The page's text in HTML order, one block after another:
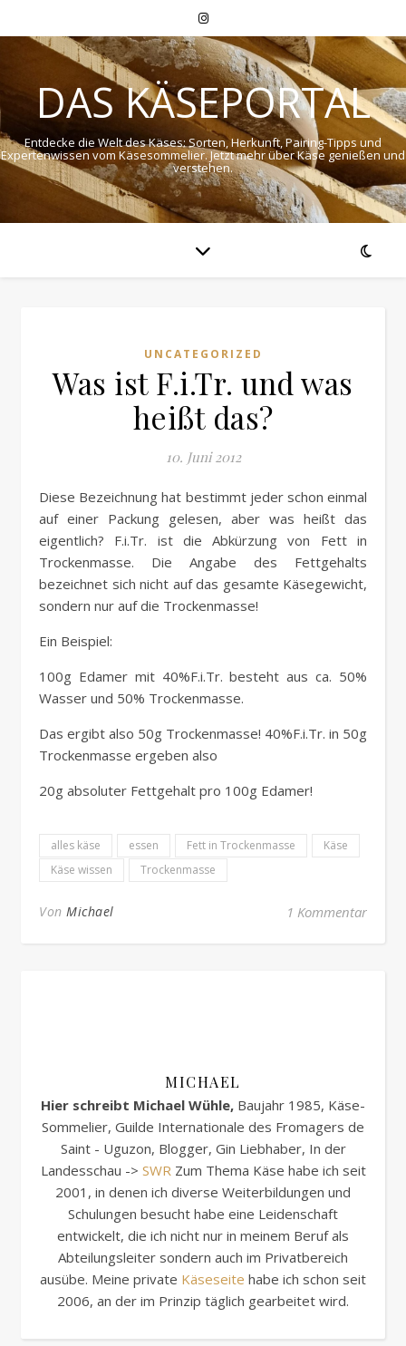
DAS KÄSEPORTAL
Entdecke die Welt des Käses: Sorten, Herkunft, Pairing-Tipps und
Expertenwissen vom Käsesommelier. Jetzt mehr über Käse genießen und
verstehen.
UNCATEGORIZED
Was ist F.i.Tr. und was
heißt das?
10. Juni 2012
Diese Bezeichnung hat bestimmt jeder schon einmal
auf einer Packung gelesen, aber was heißt das
eigentlich? F.i.Tr. ist die Abkürzung von Fett in
Trockenmasse. Die Angabe des Fettgehalts
bezeichnet sich nicht auf das gesamte Käsegewicht,
sondern nur auf die Trockenmasse!
Ein Beispiel:
100g Edamer mit 40%F.i.Tr. besteht aus ca. 50%
Wasser und 50% Trockenmasse.
Das ergibt also 50g Trockenmasse! 40%F.i.Tr. in 50g
Trockenmasse ergeben also
20g absoluter Fettgehalt pro 100g Edamer!
alles käse essen Fett in Trockenmasse
Käse
Käse wissen
Trockenmasse
Von Michael 1 Kommentar
MICHAEL
Hier schreibt Michael Wühle, Baujahr 1985, Käse-
Sommelier, Guilde Internationale des Fromagers de
Saint - Uguzon, Blogger, Gin Liebhaber, In der
Landesschau -> SWRZum Thema Käse habe ich seit
2001, in denen ich diverse Weiterbildungen und
Schulungen besucht habe eine Leidenschaft
entwickelt, die ich nicht nur in meinem Beruf als
Abteilungsleiter sondern auch im Privatbereich
ausübe. Meine private Käseseite habe ich schon seit
2006, an der im Prinzip täglich gearbeitet wird.